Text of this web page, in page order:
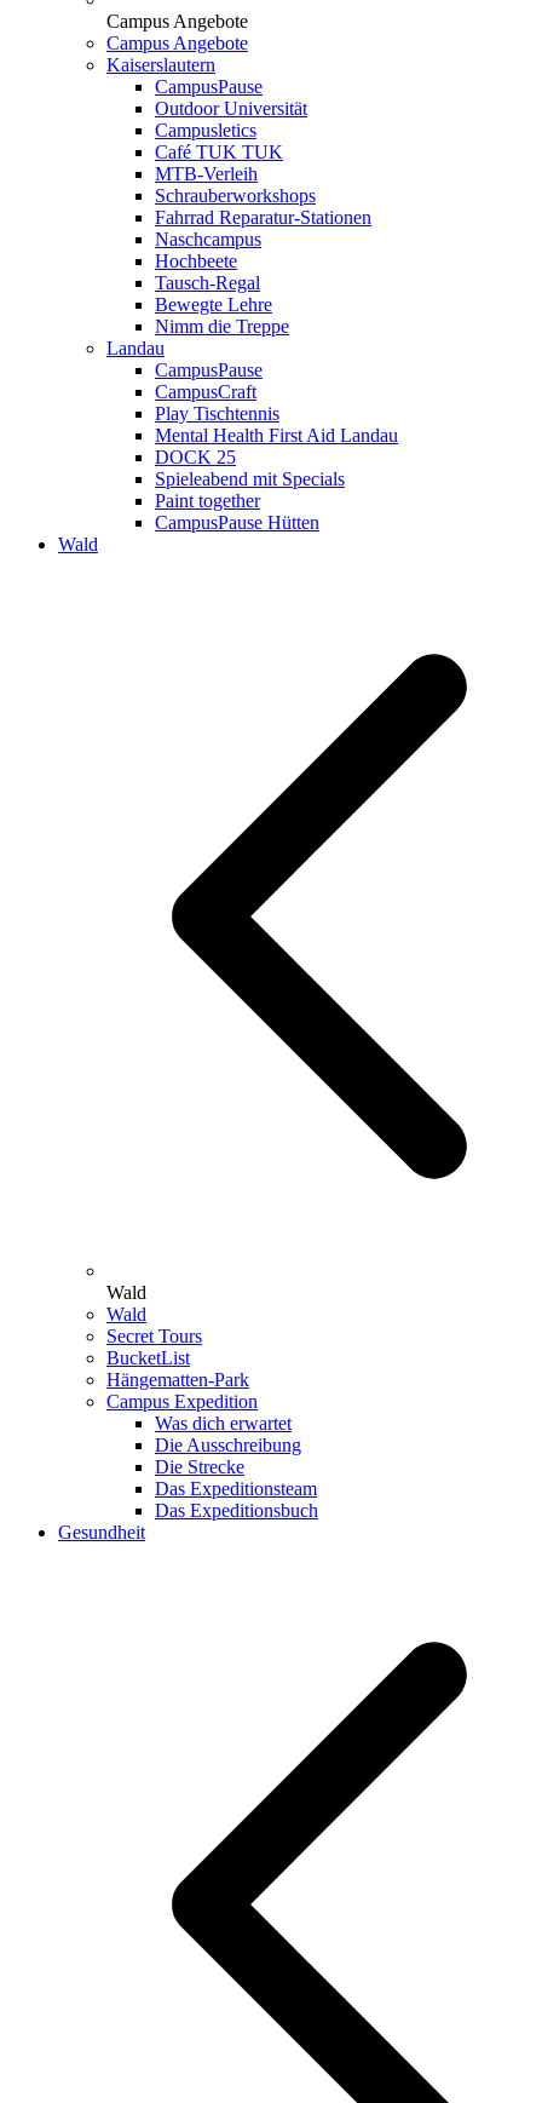
Campus Angebote
Campus Angebote
Kaiserslautern
CampusPause
Outdoor Universität
Campusletics
Café TUK TUK
MTB-Verleih
Schrauberworkshops
Fahrrad Reparatur-Stationen
Naschcampus
Hochbeete
Tausch-Regal
Bewegte Lehre
Nimm die Treppe
Landau
CampusPause
CampusCraft
Play Tischtennis
Mental Health First Aid Landau
DOCK 25
Spieleabend mit Specials
Paint together
CampusPause Hütten
Wald
Wald
Wald
Secret Tours
BucketList
Hängematten-Park
Campus Expedition
Was dich erwartet
Die Ausschreibung
Die Strecke
Das Expeditionsteam
Das Expeditionsbuch
Gesundheit